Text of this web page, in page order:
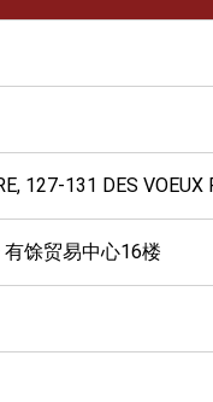
127-131 DES VOEUX
馀贸易中心16楼